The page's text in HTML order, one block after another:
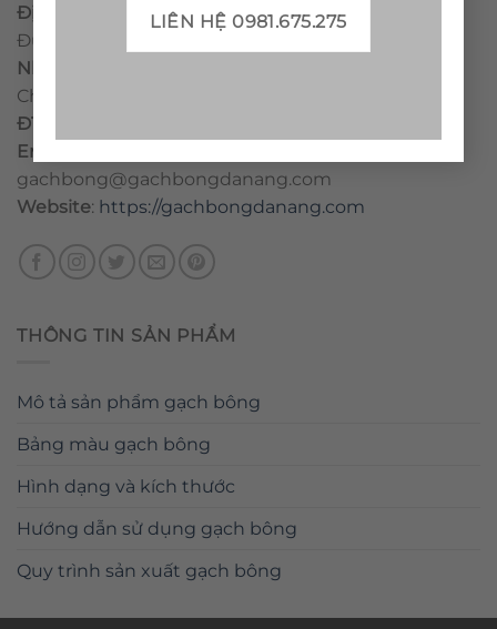
LIÊN HỆ 0981.675.275
Địa chỉ:
CCN Quán Lát, Xã Đức Chánh, Huyện Mộ
Đức, Tỉnh Quảng Ngãi
Nhà máy miền trung:
Chánh, Huyện Mộ Đức, Tỉnh Quảng Ngãi, Việt Nam
ĐT
Email
gachbong@gachbongdanang.com
Website: https://gachbongdanang.com
THÔNG TIN SẢN PHẨM
Mô tả sản phẩm gạch bông
Bảng màu gạch bông
Hình dạng và kích thước
Hướng dẫn sử dụng gạch bông
Quy trình sản xuất gạch bông